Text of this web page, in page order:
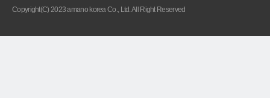
Copyright(C) 2023 amano korea Co., Ltd. All Right Reserved